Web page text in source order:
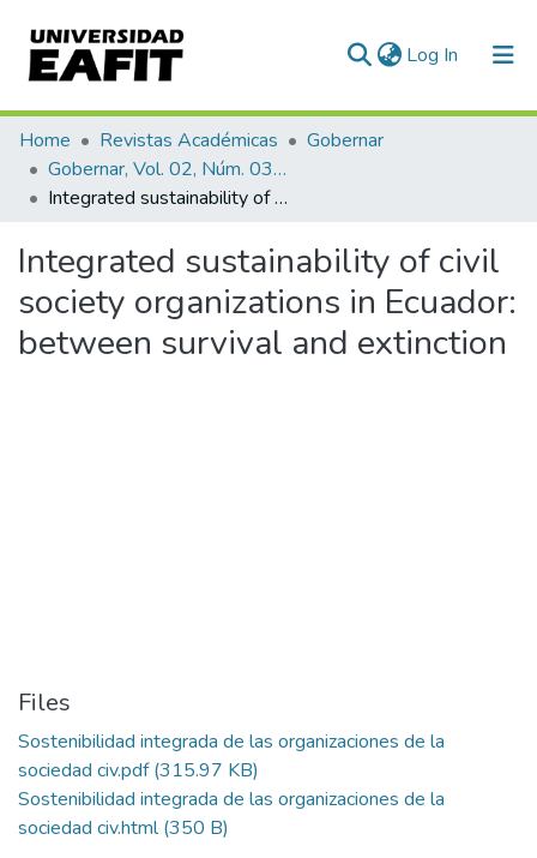
Log In (current)
Communities & Collections
All of DSpace
Home Revistas Académicas
Gobernar
Gobernar, Vol. 02, Núm. 03 (2018)
Integrated sustainability of civil society organizations in Ecuador: between survival and extinction
Integrated sustainability of civil
society organizations in Ecuador:
between survival and extinction
Files
Sostenibilidad integrada de las organizaciones de la
sociedad civ.pdf(315.97 KB)
Sostenibilidad integrada de las organizaciones de la
sociedad civ.html(350 B)